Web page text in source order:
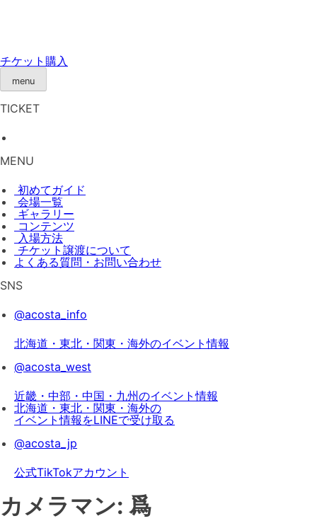
チケット購入
menu
TICKET
MENU
初めてガイド
会場一覧
ギャラリー
コンテンツ
入場方法
チケット譲渡について
よくある質問・お問い合わせ
SNS
@acosta_info
北海道・東北・関東・海外のイベント情報
@acosta_west
近畿・中部・中国・九州のイベント情報
北海道・東北・関東・海外の
イベント情報をLINEで受け取る
@acosta_jp
公式TikTokアカウント
カメラマン: 爲